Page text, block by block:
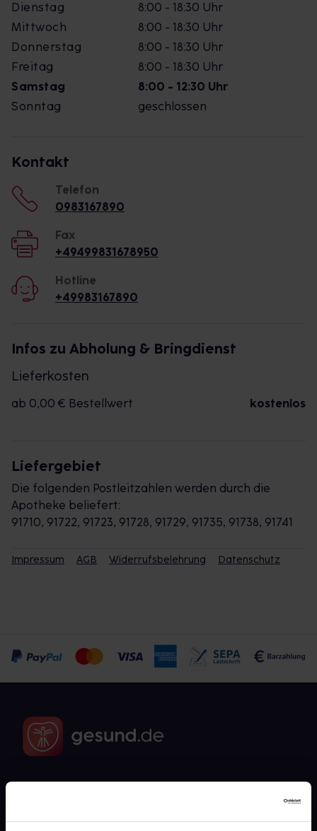
Dienstag
8:00 - 18:30 Uhr
Mittwoch
8:00 - 18:30 Uhr
Donnerstag
8:00 - 18:30 Uhr
Freitag
8:00 - 18:30 Uhr
Samstag
8:00 - 12:30 Uhr
Sonntag
geschlossen
Kontakt
Telefon
0983167890
Fax
+49499831678950
Hotline
+49983167890
Infos zu Abholung & Bringdienst
Lieferkosten
ab 0,00 € Bestellwert kostenlos
Liefergebiet
Die folgenden Postleitzahlen werden durch die
Apotheke beliefert:
91710, 91722, 91723, 91728, 91729, 91735, 91738, 91741
Impressum AGB Widerrufsbelehrung Datenschutz